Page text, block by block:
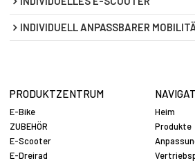
INDIVIDUELL ANPASSBARER
PRODUKTZENTRUM
E-Bike
ZUBEHÖR
E-Scooter
E-Dreirad
Heim
Produkte